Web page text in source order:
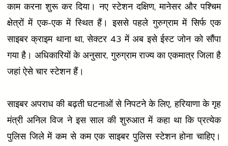
काम करना शुरू कर दिया। नए स्टेशन दक्षिण, मानेसर और पश्चिम
क्षेत्रों में एक-एक में स्थित हैं। इससे पहले गुरुग्राम में सिर्फ एक
साइबर क्राइम थाना था, सेक्टर 43 में अब इसे ईस्ट जोन को सौंपा
गया है। अधिकारियों के अनुसार, गुरुग्राम राज्य का एकमात्र जिला है
जहां ऐसे चार स्टेशन हैं।
साइबर अपराध की बढ़ती घटनाओं से निपटने के लिए, हरियाणा के गृह
मंत्री अनिल विज ने इस साल की शुरुआत में कहा था कि प्रत्येक
पुलिस जिले में कम से कम एक साइबर पुलिस स्टेशन होना चाहिए।